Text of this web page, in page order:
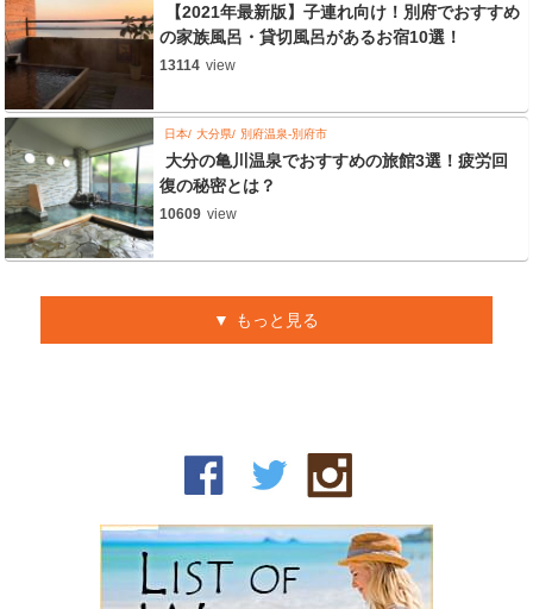
【2021年最新版】子連れ向け！別府でおすすめ
の家族風呂・貸切風呂があるお宿10選！
13114 view
日本 大分県 別府温泉-別府市
大分の亀川温泉でおすすめの旅館3選！疲労回
復の秘密とは？
10609 view
もっと見る